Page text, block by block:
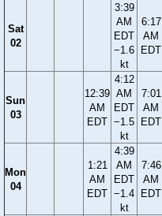
Sat
02
3:39
AM
EDT
−1.6
kt
6:17
AM
EDT
Sun
03
12:39
AM
EDT
4:12
AM
EDT
−1.5
kt
7:01
AM
EDT
Mon
04
1:21
AM
EDT
4:39
AM
EDT
−1.4
kt
7:46
AM
EDT